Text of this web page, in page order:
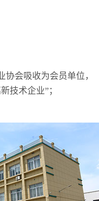
会吸收为会员单位，
技术企业”；